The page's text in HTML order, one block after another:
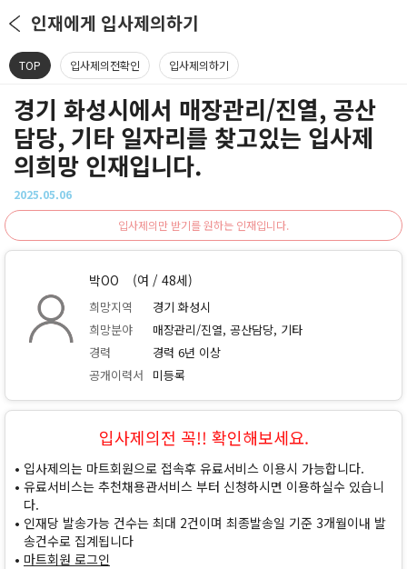
인재에게 입사제의하기
TOP 입사제의전확인 입사제의하기
경기 화성시에서 매장관리/진열, 공산
담당, 기타 일자리를 찾고있는 입사제
의희망 인재입니다.
2025.05.06
입사제의만 받기를 원하는 인재입니다.
박OO (여 / 48세)
희망지역
경기 화성시
희망분야
매장관리/진열, 공산담당, 기타
경력
경력 6년 이상
공개이력서
미등록
입사제의전 꼭!! 확인해보세요.
입사제의는 마트회원으로 접속후 유료서비스 이용시 가능합니다.
유료서비스는 추천채용관서비스 부터 신청하시면 이용하실수 있습니
다.
인재당 발송가능 건수는 최대 2건이며 최종발송일 기준 3개월이내 발
송건수로 집계됩니다
마트회원 로그인